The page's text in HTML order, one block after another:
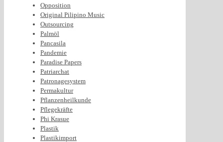
Opposition
Original Pilipino Music
Outsourcing
Palmöl
Pancasila
Pandemie
Paradise Papers
Patriarchat
Patronagesystem
Permakultur
Pflanzenheilkunde
Pflegekräfte
Phi Krasue
Plastik
Plastikimport